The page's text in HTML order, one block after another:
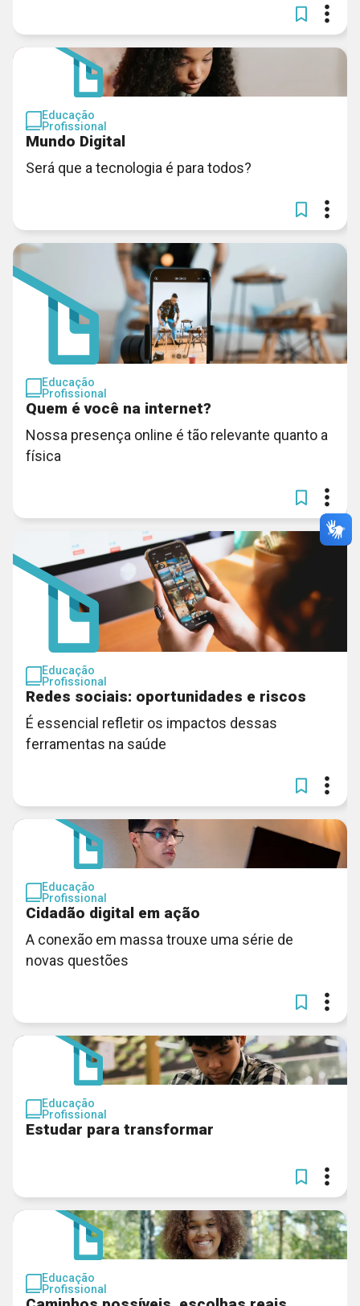
Educação
Profissional
Mundo Digital
Será que a tecnologia é para todos?
Educação
Profissional
Quem é você na internet?
Nossa presença online é tão relevante quanto a
física
Educação
Profissional
Redes sociais: oportunidades e riscos
É essencial refletir os impactos dessas
ferramentas na saúde
Educação
Profissional
Cidadão digital em ação
A conexão em massa trouxe uma série de
novas questões
Educação
Profissional
Estudar para transformar
Educação
Profissional